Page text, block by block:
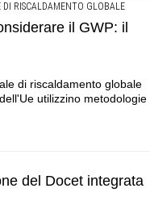
DI RISCALDAMENTO GLOBALE
il GWP: il
di riscaldamento globale
utilizzino metodologie
del Docet integrata